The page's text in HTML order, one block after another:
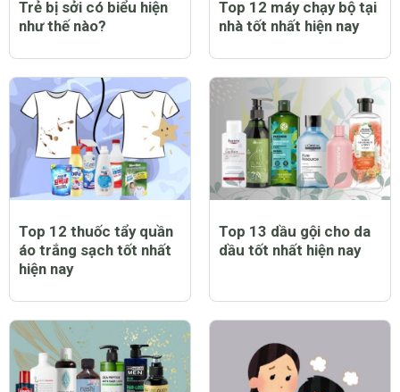
Trẻ bị sởi có biểu hiện
như thế nào?
Top 12 máy chạy bộ tại
nhà tốt nhất hiện nay
Top 12 thuốc tẩy quần
áo trắng sạch tốt nhất
hiện nay
Top 13 dầu gội cho da
dầu tốt nhất hiện nay